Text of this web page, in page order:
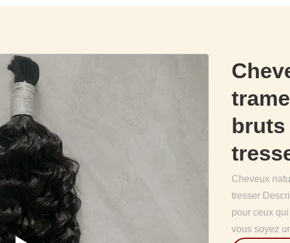
bruts
Cheveux
tresser
pour ceux
vous soyez